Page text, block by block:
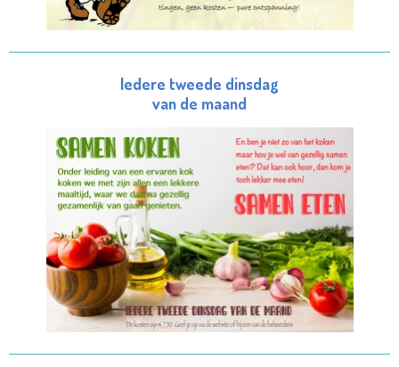
Iedere tweede dinsdag
van de maand